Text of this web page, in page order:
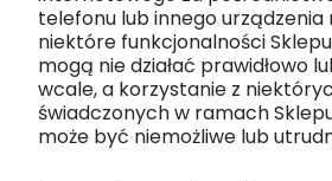
telefonu lub innego
niektóre funkcjonalności
mogą nie działać prawidłowo
wcale, a korzystanie z
świadczonych w ramach
może być niemożliwe lub